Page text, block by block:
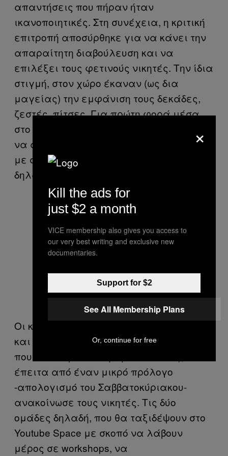
απαντήσεις που πήραν ήταν
ικανοποιητικές. Στη συνέχεια, η κριτική
επιτροπή αποσύρθηκε για να κάνει την
απαραίτητη διαβούλευση και να
επιλέξει τους φετινούς νικητές. Την ίδια
στιγμή, στον χώρο έκαναν (ως δια
μαγείας) την εμφάνιση τους δεκάδες,
ζεστές, πίτσες. Για πρώτη φορά μέσα
στο Σαββατοκύριακο, είχα την ευκαιρία
να ασχοληθώ με κάτι στο οποίο, μπορώ
με σιγουριά να πω ότι είμαι ειδικός:
δηλαδή, το να τρώω πίτσες.
Την ώρα που οι κριτές
αποφάσιζαν τους νικητές στην
ταράτσα στο Ρομάντσο (επάνω
φωτογραφία), κάποιοι δίπλα
χαλάρωναν παίζοντας
μπάσκετ
Οι κριτές δεν άργησαν να επιστρέψουν
και έτσι, ο άνθρωπος της Snook (εταιρία
που ανέλαβε το στήσιμο του event),
έπειτα από έναν μικρό πρόλογο
-απολογισμό του Σαββατοκύριακου-
ανακοίνωσε τους νικητές. Τις δύο
ομάδες δηλαδή, που θα ταξιδέψουν στο
Youtube Space με σκοπό να λάβουν
μέρος σε workshops, να
×
Kill the ads for
just $2 a month
VICE membership also gives you access to
our very best writing and exclusive new
documentaries.
Support for $2
See All Membership Plans
Or, continue for free